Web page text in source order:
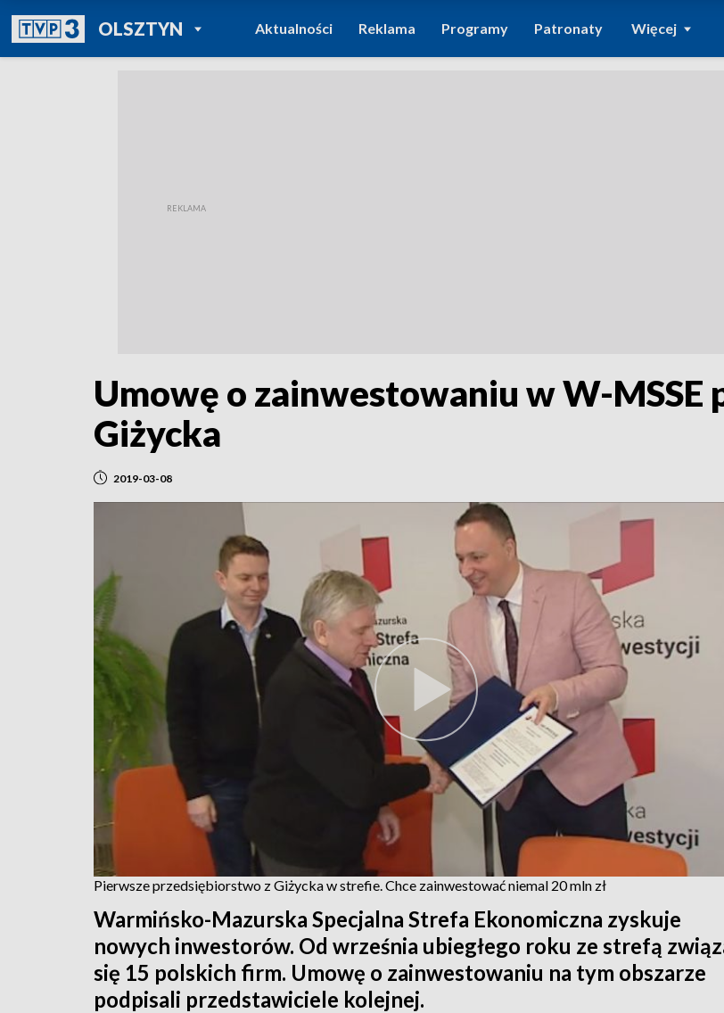
OLSZTYNPOWRÓT DO
TVP REGIONY
Aktualności Reklama Programy Patronaty Więcej
Umowę o zainwestowaniu w W-MSSE
Giżycka
2019-03-08
Pierwsze przedsiębiorstwo z Giżycka w strefie. Chce zainwestować niemal 20 mln zł
Warmińsko-Mazurska Specjalna Strefa Ekonomiczna zyskuje
nowych inwestorów. Od września ubiegłego roku ze strefą
się 15 polskich firm. Umowę o zainwestowaniu na tym obszarze
podpisali przedstawiciele kolejnej.